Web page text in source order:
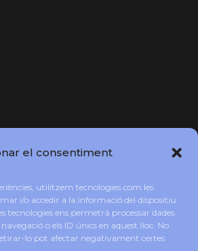
el consentiment
utilitzem tecnologies com les
i/o accedir a la informació del dispositiu.
tecnologies ens permetrà processar dades
o els ID únics en aquest lloc. No
lo pot afectar negativament certes
dels teus somnis